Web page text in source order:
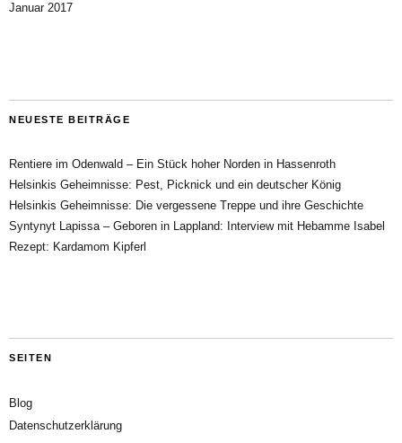
Januar 2017
NEUESTE BEITRÄGE
Rentiere im Odenwald – Ein Stück hoher Norden in Hassenroth
Helsinkis Geheimnisse: Pest, Picknick und ein deutscher König
Helsinkis Geheimnisse: Die vergessene Treppe und ihre Geschichte
Syntynyt Lapissa – Geboren in Lappland: Interview mit Hebamme Isabel
Rezept: Kardamom Kipferl
SEITEN
Blog
Datenschutzerklärung